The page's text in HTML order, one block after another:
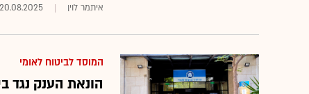
איתמר לוין 20.08.2025
המוסד לביטוח לאומי
הונאת הענק נגד